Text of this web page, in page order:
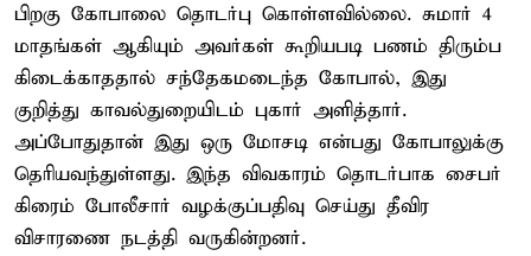
பிறகு கோபாலை தொடர்பு கொள்ளவில்லை. சுமார் 4
மாதங்கள் ஆகியும் அவர்கள் கூறியபடி பணம் திரும்ப
கிடைக்காததால் சந்தேகமடைந்த கோபால், இது
குறித்து காவல்துறையிடம் புகார் அளித்தார்.
அப்போதுதான் இது ஒரு மோசடி என்பது கோபாலுக்கு
தெரியவந்துள்ளது. இந்த விவகாரம் தொடர்பாக சைபர்
கிரைம் போலீசார் வழக்குப்பதிவு செய்து தீவிர
விசாரணை நடத்தி வருகின்றனர்.